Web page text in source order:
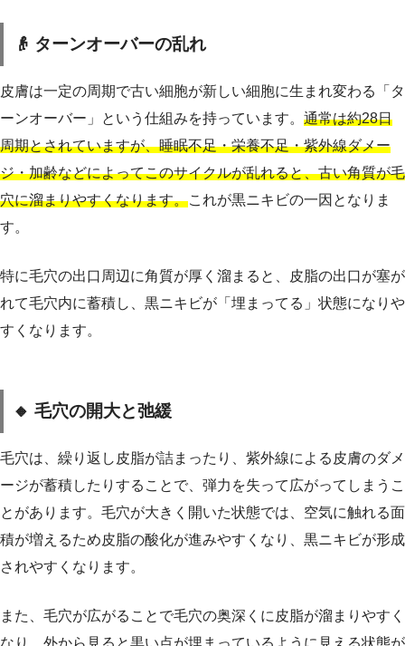
👴 ターンオーバーの乱れ
皮膚は一定の周期で古い細胞が新しい細胞に生まれ変わる「タ
ーンオーバー」という仕組みを持っています。 通常は約28日
周期とされていますが、睡眠不足・栄養不足・紫外線ダメー
ジ・加齢などによってこのサイクルが乱れると、古い角質が毛
穴に溜まりやすくなります。これが黒ニキビの一因となりま
す。
特に毛穴の出口周辺に角質が厚く溜まると、皮脂の出口が塞が
れて毛穴内に蓄積し、黒ニキビが「埋まってる」状態になりや
すくなります。
🔸 毛穴の開大と弛緩
毛穴は、繰り返し皮脂が詰まったり、紫外線による皮膚のダメ
ージが蓄積したりすることで、弾力を失って広がってしまうこ
とがあります。毛穴が大きく開いた状態では、空気に触れる面
積が増えるため皮脂の酸化が進みやすくなり、黒ニキビが形成
されやすくなります。
また、毛穴が広がることで毛穴の奥深くに皮脂が溜まりやすく